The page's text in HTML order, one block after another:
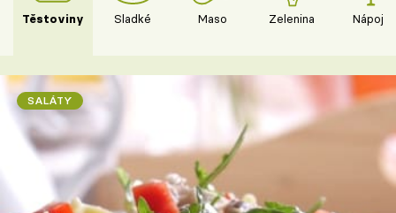
Těstoviny Sladké Maso Zelenina Nápoje
SALÁTY